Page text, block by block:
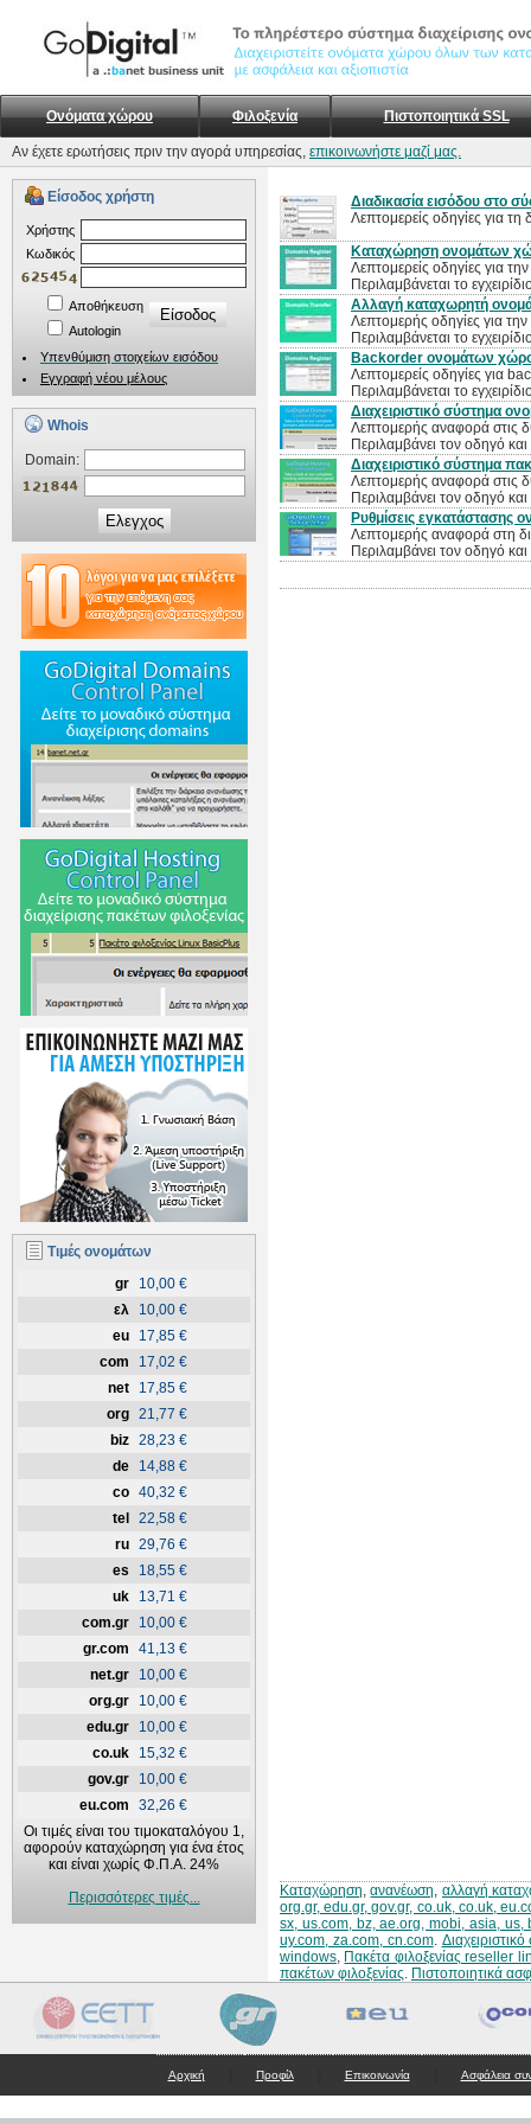
Ονόματα χώρου Φιλοξενία Πιστοποιητικά SSL
Αν έχετε ερωτήσεις πριν την αγορά υπηρεσίας, επικοινωνήστε μαζί μας.
Είσοδος χρήστη
Xρήστης
Kωδικός
Αποθήκευση
Autologin
Υπενθύμιση στοιχείων εισόδου
Εγγραφή νέου μέλους
Whois
Domain:
Ελεγχος
Τιμές ονομάτων
gr
10,00 €
ελ
10,00 €
eu
17,85 €
com
17,02 €
net
17,85 €
org 21,77 €
biz 28,23 €
de
14,88 €
co 40,32 €
tel
22,58 €
ru 29,76 €
es
18,55 €
uk
13,71 €
com.gr
10,00 €
gr.com
41,13 €
net.gr
10,00 €
org.gr
10,00 €
edu.gr
10,00 €
co.uk
15,32 €
gov.gr
10,00 €
eu.com
32,26 €
Οι τιμές είναι του τιμοκαταλόγου 1,
αφορούν καταχώρηση για ένα έτος
και είναι χωρίς Φ.Π.Α. 24%
Περισσότερες τιμές...
Διαδικασία εισόδου στο
Λεπτομερείς οδηγίες για
Καταχώρηση ονομάτων
Λεπτομερείς οδηγίες για
Περιλαμβάνεται το
Αλλαγή καταχωρητή
Λεπτομερής οδηγίες για
Περιλαμβάνεται το
Backorder ονομάτων
Λεπτομερείς οδηγίες για
Περιλαμβάνεται το
Διαχειριστικό σύστημα
Λεπτομερής αναφορά στις
Περιλαμβάνει τον οδηγό
Διαχειριστικό σύστημα
Λεπτομερής αναφορά στις
Περιλαμβάνει τον οδηγό
Ρυθμίσεις εγκατάστασης
Λεπτομερής αναφορά στη
Περιλαμβάνει τον οδηγό
Καταχώρηση,ανανέωση, αλλαγή
org.gr, edu.gr, gov.gr, co.uk, co.uk,
sx, us.com, bz, ae.org, mobi, asia, us,
uy.com, za.com, cn.com.
windows, Πακέτα φιλοξενίας reseller
πακέτων φιλοξενίας. Πιστοποιητικά
Αρχική Προφίλ Επικοινωνία Ασφάλεια